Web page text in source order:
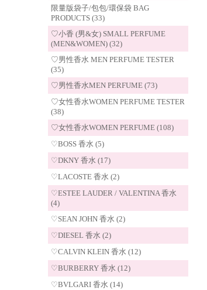
限量版袋子/包包/環保袋 BAG
PRODUCTS (33)
♡小香 (男&女) SMALL PERFUME
(MEN&WOMEN) (32)
♡男性香水 MEN PERFUME TESTER
(35)
♡男性香水MEN PERFUME (73)
♡女性香水WOMEN PERFUME TESTER
(38)
♡女性香水WOMEN PERFUME (108)
♡BOSS 香水 (5)
♡DKNY 香水 (17)
♡LACOSTE 香水 (2)
♡ESTEE LAUDER / VALENTINA 香水
(4)
♡SEAN JOHN 香水 (2)
♡DIESEL 香水 (2)
♡CALVIN KLEIN 香水 (12)
♡BURBERRY 香水 (12)
♡BVLGARI 香水 (14)